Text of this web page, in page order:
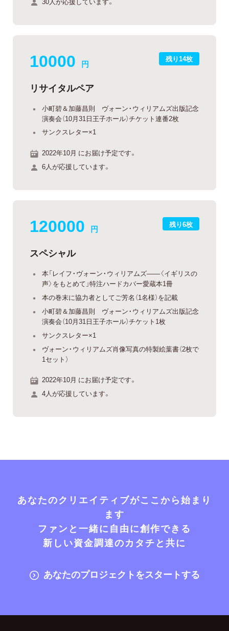
残り14枚
10000 円
リサイタルペア
小町碧＆加藤昌則 ヴォーン・ウィリアムズ出版記念
演奏会（10月31日王子ホール）チケット連番2枚
サンクスレター×1
2022年10月 にお届け予定です。
6人が応援しています。
残り6枚
120000 円
スペシャル
本「レイフ・ヴォーン・ウィリアムズ――〈イギリスの
声〉をもとめて」特注ハードカバー愛蔵本1冊
本の巻末に協力者としてご芳名（1名様）を記載
小町碧＆加藤昌則 ヴォーン・ウィリアムズ出版記念
演奏会（10月31日王子ホール）チケット1枚
サンクスレター×1
ヴォーン・ウィリアムズ肖像写真の特製絵葉書（2枚で
1セット）
2022年10月 にお届け予定です。
4人が応援しています。
あなたのクリエイティブがここから始まり
ます
ファンと一緒に自由に創作できる
新しい資金調達のカタチと共に
あなたのプロジェクトをスタートする